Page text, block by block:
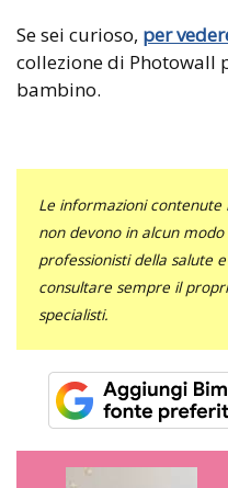
Se sei curioso, per
collezione di Photowall
bambino.
Le informazioni
non devono in alcun
professionisti della salute
consultare sempre il
specialisti.